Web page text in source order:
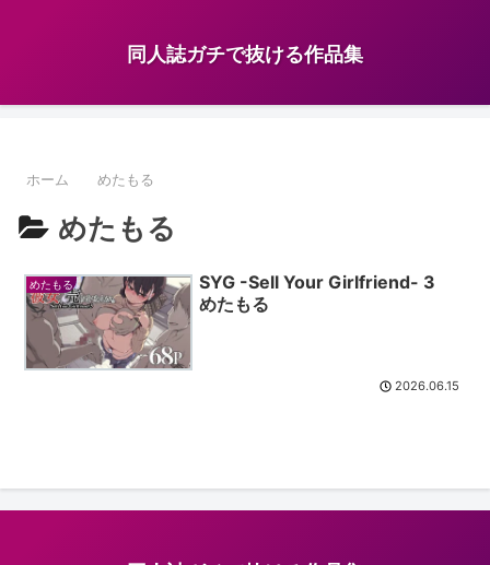
同人誌ガチで抜ける作品集
ホーム めたもる
めたもる
めたもる
SYG -Sell Your Girlfriend- 3
めたもる
2026.06.15